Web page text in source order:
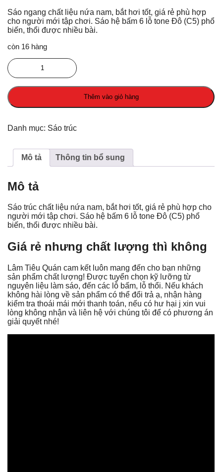
Sáo ngang chất liệu nứa nam, bắt hơi tốt, giá rẻ phù hợp
cho người mới tập chơi. Sáo hệ bấm 6 lỗ tone Đô (C5) phổ
biến, thổi được nhiều bài.
còn 16 hàng
Sáo
trúc
tập
chơi
(Tone
C5)
lượng
Thêm vào giỏ hàng
Danh mục: Sáo trúc
Mô tả Thông tin bổ sung
Mô tả
Sáo trúc chất liệu nứa nam, bắt hơi tốt, giá rẻ phù hợp cho
người mới tập chơi. Sáo hệ bấm 6 lỗ tone Đô (C5) phổ
biến, thổi được nhiều bài.
Giá rẻ nhưng chất lượng thì không
Lâm Tiêu Quán cam kết luôn mang đến cho bạn những
sản phẩm chất lượng! Được tuyển chọn kỹ lưỡng từ
nguyên liệu làm sáo, đến các lỗ bấm, lỗ thổi. Nếu khách
không hài lòng về sản phẩm có thể đổi trả ạ, nhận hàng
kiểm tra thoái mái mới thanh toán, nếu có hư hại j xin vui
lòng không nhận và liên hệ với chúng tôi để có phương án
giải quyết nhé!